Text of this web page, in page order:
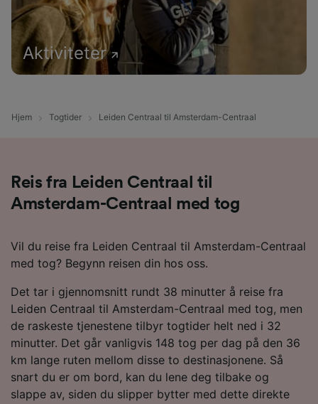
Aktiviteter
Hjem Togtider Leiden Centraal til Amsterdam-Centraal
Reis fra Leiden Centraal til
Amsterdam-Centraal med tog
Vil du reise fra Leiden Centraal til Amsterdam-Centraal
med tog? Begynn reisen din hos oss.
Det tar i gjennomsnitt rundt 38 minutter å reise fra
Leiden Centraal til Amsterdam-Centraal med tog, men
de raskeste tjenestene tilbyr togtider helt ned i 32
minutter. Det går vanligvis 148 tog per dag på den 36
km lange ruten mellom disse to destinasjonene. Så
snart du er om bord, kan du lene deg tilbake og
slappe av, siden du slipper bytter med dette direkte